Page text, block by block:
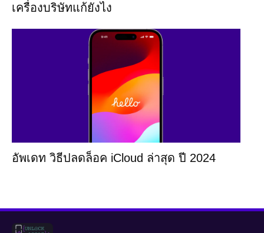
เครื่องบริษัทแก้ยังไง
อัพเดท วิธีปลดล็อค iCloud ล่าสุด ปี 2024